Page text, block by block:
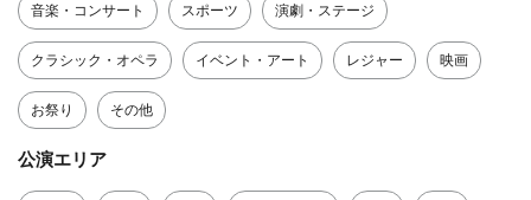
音楽・コンサート スポーツ 演劇・ステージ
クラシック・オペラ イベント・アート レジャー 映画
お祭り その他
公演エリア